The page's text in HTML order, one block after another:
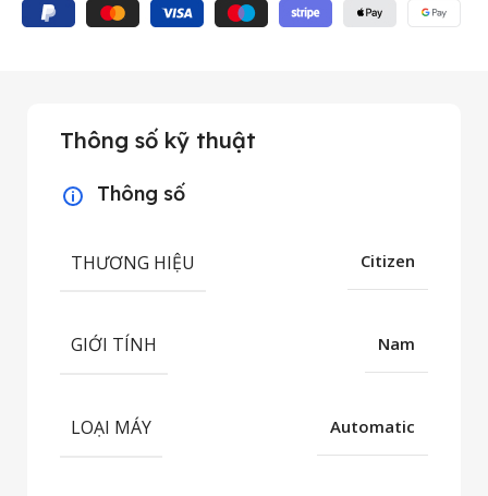
Thông số kỹ thuật
Thông số
THƯƠNG HIỆU Citizen
GIỚI TÍNH Nam
LOẠI MÁY Automatic